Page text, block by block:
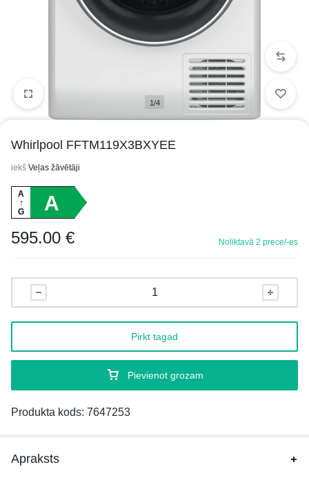
1/4
Whirlpool FFTM119X3BXYEE
iekš Veļas žāvētāji
A
↑
G
A
595.00 € Noliktavā 2 prece/-es
Pievienot grozam
Pirkt tagad
Produkta kods: 7647253
Apraksts